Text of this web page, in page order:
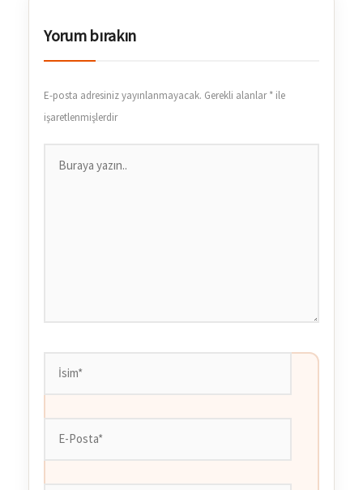
Yorum bırakın
E-posta adresiniz yayınlanmayacak. Gerekli alanlar* ile
işaretlenmişlerdir